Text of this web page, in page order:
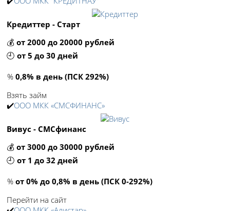
Кредиттер - Старт
💰от 2000 до 20000 рублей
🕘от 5 до 30 дней
% 0,8% в день (ПСК 292%)
Взять займ
✔️ООО МКК «СМСФИНАНС»
Вивус - СМСфинанс
💰от 3000 до 30000 рублей
🕘от 1 до 32 дней
% от 0% до 0,8% в день (ПСК 0-292%)
Перейти на сайт